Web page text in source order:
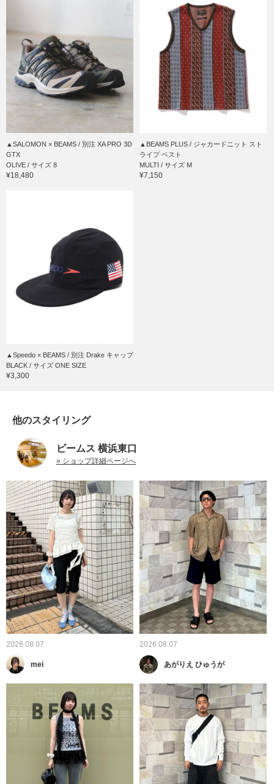
▲SALOMON × BEAMS / 別注 XA PRO 3D
GTX
OLIVE / サイズ 8
¥18,480
▲BEAMS PLUS / ジャカードニット スト
ライプ ベスト
MULTI / サイズ M
¥7,150
▲Speedo × BEAMS / 別注 Drake キャップ
BLACK / サイズ ONE SIZE
¥3,300
他のスタイリング
ビームス 横浜東口
» ショップ詳細ページへ
2026.08.07
mei
2026.08.07
あがりえ ひゅうが